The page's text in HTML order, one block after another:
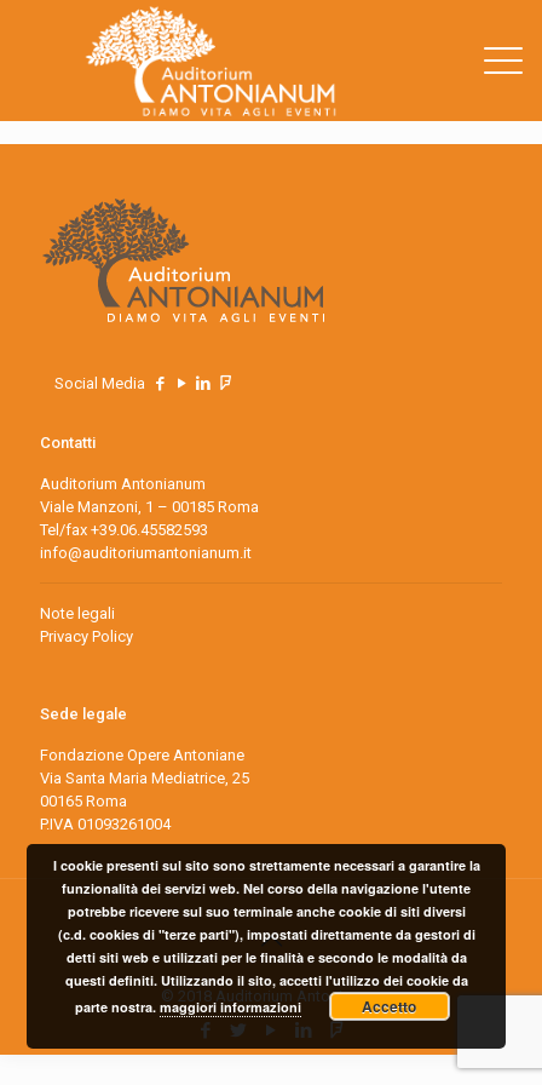
Social Media
Contatti
Auditorium Antonianum
Viale Manzoni, 1 – 00185 Roma
Tel/fax +39.06.45582593
info@auditoriumantonianum.it
Note legali
Privacy Policy
Sede legale
Fondazione Opere Antoniane
Via Santa Maria Mediatrice, 25
00165 Roma
P.IVA 01093261004
© 2018 Auditorium Antonianum
I cookie presenti sul sito sono strettamente necessari a garantire la
funzionalità dei servizi web. Nel corso della navigazione l'utente
potrebbe ricevere sul suo terminale anche cookie di siti diversi
(c.d. cookies di "terze parti"), impostati direttamente da gestori di
detti siti web e utilizzati per le finalità e secondo le modalità da
questi definiti. Utilizzando il sito, accetti l'utilizzo dei cookie da
parte nostra. maggiori informazioni Accetto